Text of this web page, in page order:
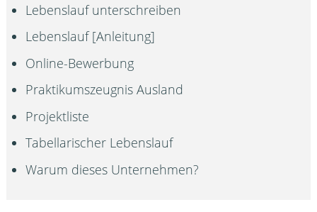
Lebenslauf unterschreiben
Lebenslauf [Anleitung]
Online-Bewerbung
Praktikumszeugnis Ausland
Projektliste
Tabellarischer Lebenslauf
Warum dieses Unternehmen?